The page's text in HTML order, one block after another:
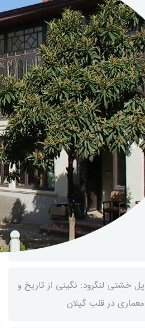
پل خشتی لنگرود: نگینی از تاریخ و
معماری در قلب گیلان